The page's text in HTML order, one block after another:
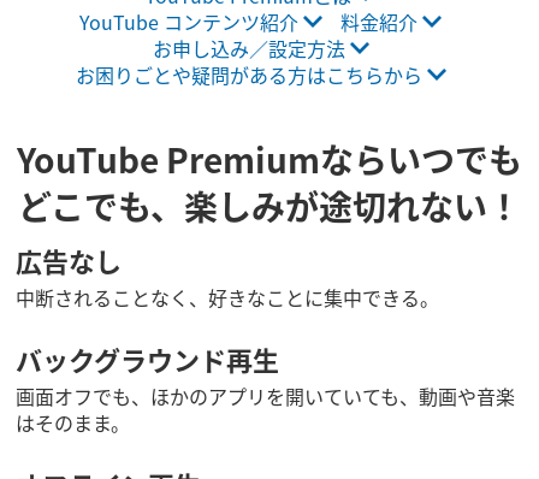
YouTube コンテンツ紹介
料金紹介
お申し込み／設定方法
お困り​ごとや​疑問が​ある方は​こちらから
YouTube Premiumならいつでも
どこでも、楽しみが途切れない！
広告なし
中断されることなく、好きなことに集中できる。
バックグラウンド再生
画面オフでも、ほかのアプリを開いていても、動画や音楽
はそのまま。